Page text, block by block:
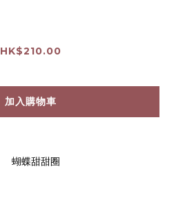
HK$210.00
加入購物車